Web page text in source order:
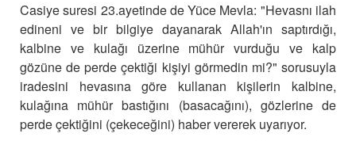
Casiye suresi 23.ayetinde de Yüce Mevla: "Hevasnı ilah
edineni ve bir bilgiye dayanarak Allah'ın saptırdığı,
kalbine ve kulağı üzerine mühür vurduğu ve kalp
gözüne de perde çektiği kişiyi görmedin mi?" sorusuyla
iradesini hevasına göre kullanan kişilerin kalbine,
kulağına mühür bastığını (basacağını), gözlerine de
perde çektiğini (çekeceğini) haber vererek uyarıyor.